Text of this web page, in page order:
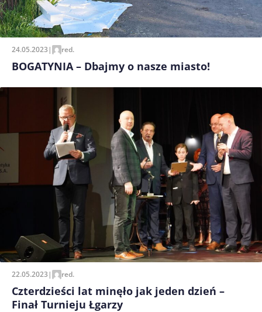
24.05.2023| red.
BOGATYNIA – Dbajmy o nasze miasto!
22.05.2023| red.
Czterdzieści lat minęło jak jeden dzień –
Finał Turnieju Łgarzy